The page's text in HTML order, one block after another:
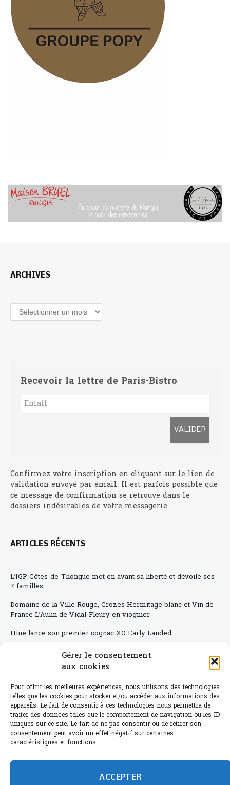
Gérer le consentement
aux cookies
Pour offrir les meilleures expériences, nous utilisons des technologies
telles que les cookies pour stocker et/ou accéder aux informations des
appareils. Le fait de consentir à ces technologies nous permettra de
traiter des données telles que le comportement de navigation ou les ID
uniques sur ce site. Le fait de ne pas consentir ou de retirer son
consentement peut avoir un effet négatif sur certaines
caractéristiques et fonctions.
ACCEPTER
ARCHIVES
Archives
Recevoir la lettre de Paris-Bistro
Confirmez votre inscription en cliquant sur le lien de
validation envoyé par email. Il est parfois possible que
ce message de confirmation se retrouve dans le
dossiers indésirables de votre messagerie.
ARTICLES RÉCENTS
L’IGP Côtes-de-Thongue met en avant sa liberté et dévoile ses
7 familles
Domaine de la Ville Rouge, Crozes Hermitage blanc et Vin de
France L’Aulin de Vidal-Fleury en viognier
Hine lance son premier cognac XO Early Landed
Canicule : A quand le CHR à « l’heure espagnole » ?
Sélection de rosés 2026
L'abus d'alcool est dangereux pour la santé.
humain et 0% IA de Paris Bistro Editions - SARL de Presse -